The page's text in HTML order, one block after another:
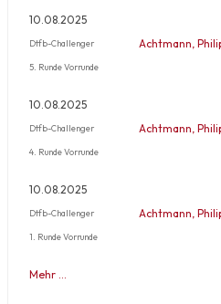
10.08.2025
Dtfb-Challenger
5. Runde Vorrunde
Achtmann,
10.08.2025
Dtfb-Challenger
4. Runde Vorrunde
Achtmann,
10.08.2025
Dtfb-Challenger
1. Runde Vorrunde
Achtmann,
Mehr …